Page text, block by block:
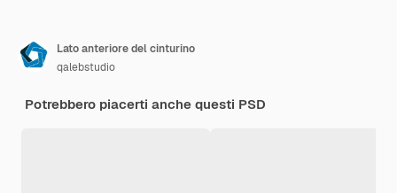
Lato anteriore del cinturino
qalebstudio
Potrebbero piacerti anche questi PSD